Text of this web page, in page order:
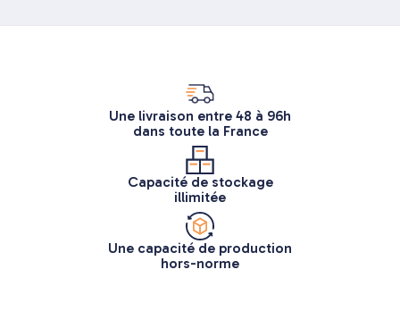
Une livraison entre 48 à 96h
dans toute la France
Capacité de stockage
illimitée
Une capacité de production
hors-norme